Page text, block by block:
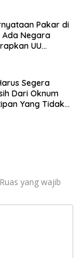
Pakar di
Ada Negara
UU
Segera
Dari Oknum
Yang Tidak
Ruas yang wajib